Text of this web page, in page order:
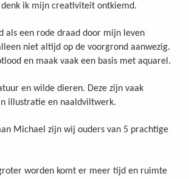
ik mijn creativiteit ontkiemd.
als een rode draad door mijn leven
niet altijd op de voorgrond aanwezig.
en maak vaak een basis met aquarel.
en wilde dieren. Deze zijn vaak
illustratie en naaldviltwerk.
Michael zijn wij ouders van 5 prachtige
worden komt er meer tijd en ruimte